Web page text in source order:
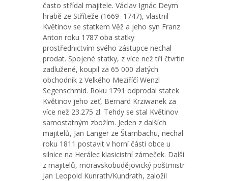
často střídal majitele. Václav Ignác Deym
hrabě ze Stříteže (1669–1747), vlastnil
Květinov se statkem Věž a jeho syn Franz
Anton roku 1787 oba statky
prostřednictvím svého zástupce nechal
prodat. Spojené statky, z více než tří čtvrtin
zadlužené, koupil za 65 000 zlatých
obchodník z Velkého Meziříčí Wenzl
Segenschmid. Roku 1791 odprodal statek
Květinov jeho zeť, Bernard Krziwanek za
více než 23.275 zl. Tehdy se stal Květinov
samostatným zbožím. Jeden z dalších
majitelů, Jan Langer ze Štambachu, nechal
roku 1811 postavit v horní části obce u
silnice na Herálec klasicistní zámeček. Další
z majitelů, moravskobudějovický poštmistr
Jan Leopold Kunrath/Kundrath, založil